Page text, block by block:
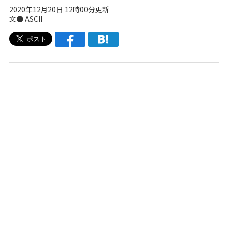
2020年12月20日 12時00分更新
文● ASCII